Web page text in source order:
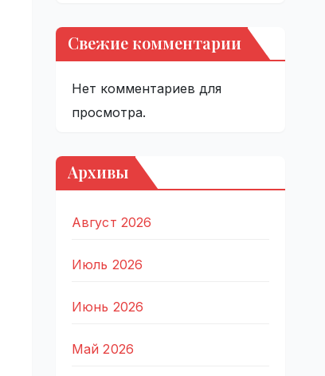
Свежие комментарии
Нет комментариев для
просмотра.
Архивы
Август 2026
Июль 2026
Июнь 2026
Май 2026